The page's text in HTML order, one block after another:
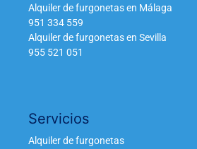
Alquiler de furgonetas en Málaga
951 334 559
Alquiler de furgonetas en Sevilla
955 521 051
Servicios
Alquiler de furgonetas